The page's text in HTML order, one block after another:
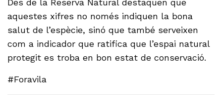
Des de la Reserva Natural destaquen que
aquestes xifres no només indiquen la bona
salut de l’espècie, sinó que també serveixen
com a indicador que ratifica que l’espai natural
protegit es troba en bon estat de conservació.
#Foravila